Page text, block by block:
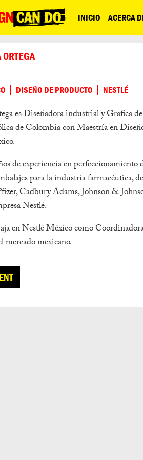
WhatINICIO ACERCA
DISEÑO DE PRODUCTO NESTLÉ
es Diseñadora industrial y Grafica
de Colombia con Maestría en
de experiencia en
para la industria farmacéutica,
Cadbury Adams, Johnson &
Nestlé.
en Nestlé México como
mercado mexicano.